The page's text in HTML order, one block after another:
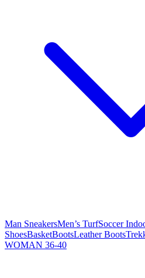
Man SneakersMen’s TurfSoccer
ShoesBasketBootsLeather Boots
WOMAN 36-40